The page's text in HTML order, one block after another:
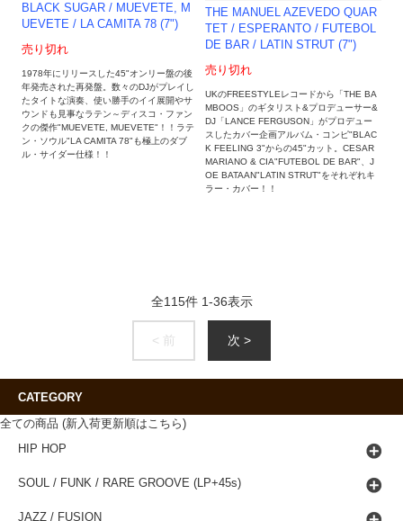
BLACK SUGAR / MUEVETE, M
UEVETE / LA CAMITA 78 (7")
売り切れ
1978年にリリースした45"オンリー盤の後
年発売された再発盤。数々のDJがプレイし
たタイトな演奏、使い勝手のイイ展開やサ
ウンドも見事なラテン～ディスコ・ファン
クの傑作"MUEVETE, MUEVETE"！！ラテ
ン・ソウル"LA CAMITA 78"も極上のダブ
ル・サイダー仕様！！
THE MANUEL AZEVEDO QUAR
TET / ESPERANTO / FUTEBOL
DE BAR / LATIN STRUT (7")
売り切れ
UKのFREESTYLEレコードから「THE BA
MBOOS」のギタリスト&プロデューサー&
DJ「LANCE FERGUSON」がプロデュー
スしたカバー企画アルバム・コンピ"BLAC
K FEELING 3"からの45"カット。CESAR
MARIANO & CIA"FUTEBOL DE BAR"、J
OE BATAAN"LATIN STRUT"をそれぞれキ
ラー・カバー！！
全115件 1-36表示
< 前 次 >
CATEGORY
全ての商品 (新入荷更新順はこちら)
HIP HOP
SOUL / FUNK / RARE GROOVE (LP+45s)
JAZZ / FUSION